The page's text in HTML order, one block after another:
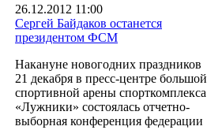
26.12.2012 11:00
Сергей Байдаков останется
президентом ФСМ
Накануне новогодних праздников
21 декабря в пресс-центре большой
спортивной арены спорткомплекса
«Лужники» состоялась отчетно-
выборная конференция федерации